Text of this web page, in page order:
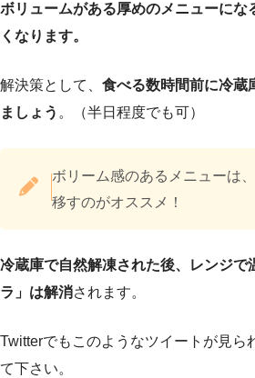
ボリュームがある厚めのメニューにな
くなります。
解決策として、 食べる数時間前に冷蔵
ましょう 。（半日程度でも可）
ボリーム感のあるメニューは
移すのがオススメ！
冷蔵庫で自然解凍された後、レンジで
ラ」は解消されます。
Twitterでもこのようなツイートが見ら
て下さい。